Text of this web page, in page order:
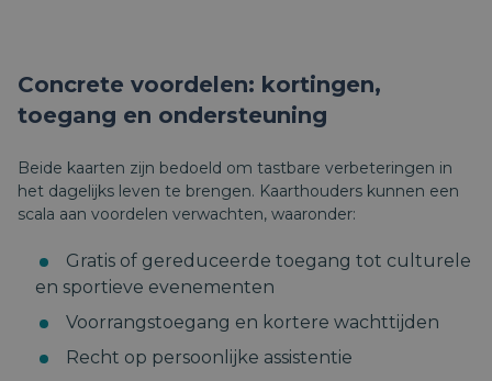
Concrete voordelen: kortingen,
toegang en ondersteuning
Beide kaarten zijn bedoeld om tastbare verbeteringen in
het dagelijks leven te brengen. Kaarthouders kunnen een
scala aan voordelen verwachten, waaronder:
Gratis of gereduceerde toegang tot culturele
en sportieve evenementen
Voorrangstoegang en kortere wachttijden
Recht op persoonlijke assistentie